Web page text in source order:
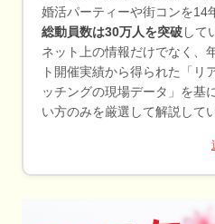
婚活パーティーや街コンを14
総動員数は30万人を突破 して
ネット上の情報だけでなく、
ト開催実績から得られた「リ
ッチングの現場データ」を基
い方のみを厳選して解説して